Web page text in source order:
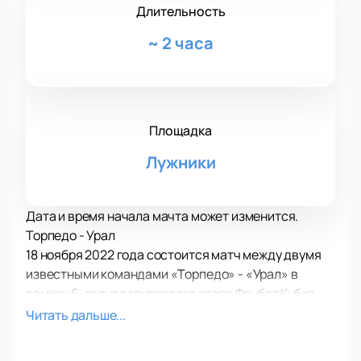
Длительность
~ 2 часа
Площадка
Лужники
Дата и время начала мачта может изменится.
Торпедо - Урал
18 ноября 2022 года состоится матч между двумя
известными командами «Торпедо» - «Урал» в
рамках 6-го тура группового этапа Фонбет Кубка
России по футболу. Не упустите свой шанс стать
Читать дальше...